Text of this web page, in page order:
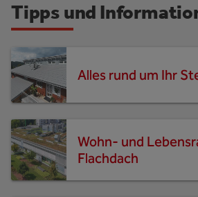
Tipps und
Alles rund um Ihr
Wohn- und
Flachdach